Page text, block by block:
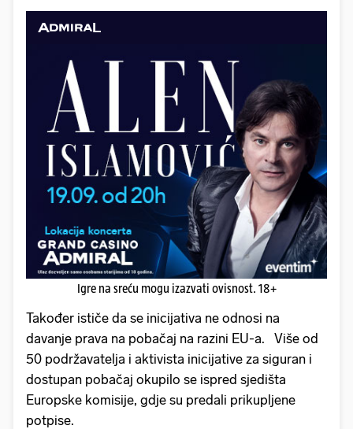
Igre na sreću mogu izazvati ovisnost. 18+
Također ističe da se inicijativa ne odnosi na
davanje prava na pobačaj na razini EU-a. Više od
50 podržavatelja i aktivista inicijative za siguran i
dostupan pobačaj okupilo se ispred sjedišta
Europske komisije, gdje su predali prikupljene
potpise.